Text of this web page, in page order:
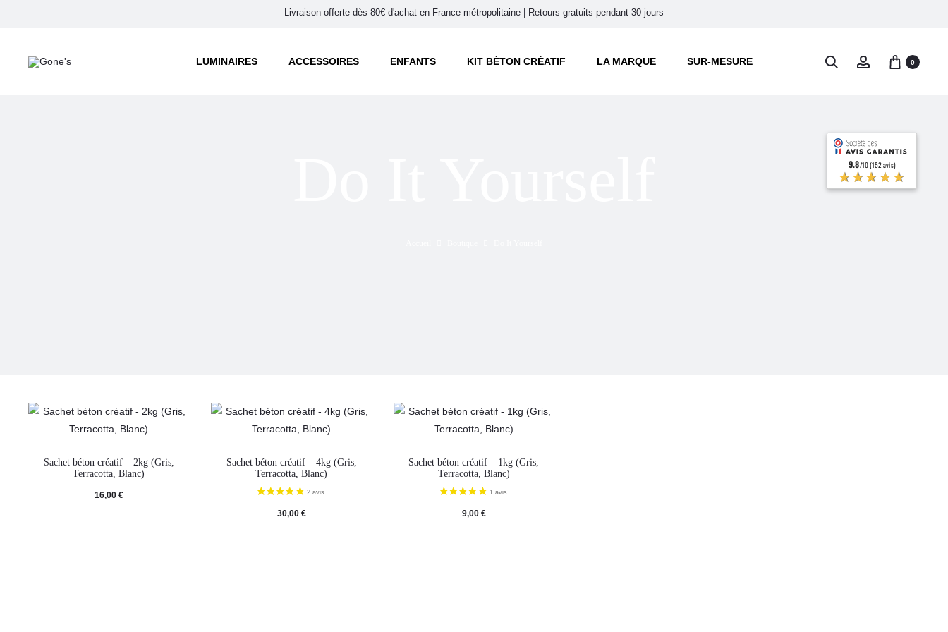
Livraison offerte dès 80€ d'achat en France métropolitaine | Retours gratuits pendant 30 jours
LUMINAIRES ACCESSOIRES ENFANTS KIT BÉTON CRÉATIF LA MARQUE SUR-MESURE 0
Sachet béton créatif – 2kg (Gris,
Terracotta, Blanc)
16,00 €
Sachet béton créatif – 4kg (Gris,
Terracotta, Blanc)
30,00 €
Sachet béton créatif – 1kg (Gris,
Terracotta, Blanc)
9,00 €
9.8/10 (152 avis)
★★★★★